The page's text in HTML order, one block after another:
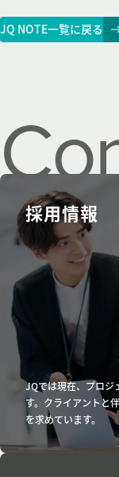
JQ NOTE一覧に戻る
us.
採用情報
JQでは現在、プロジ
す。クライアントと
を求めています。